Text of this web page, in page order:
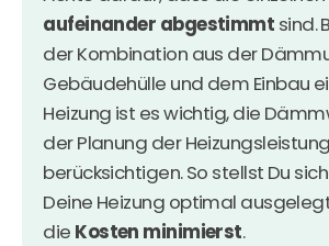
aufeinander abgestimmt sind.
der Kombination aus der
Gebäudehülle und dem Einbau
Heizung ist es wichtig, die
der Planung der
berücksichtigen. So stellst Du
Deine Heizung optimal
die Kosten minimierst.